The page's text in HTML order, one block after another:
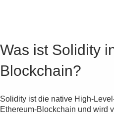
Was ist Solidity
Blockchain?
Solidity ist die native High-
Ethereum-Blockchain und wird